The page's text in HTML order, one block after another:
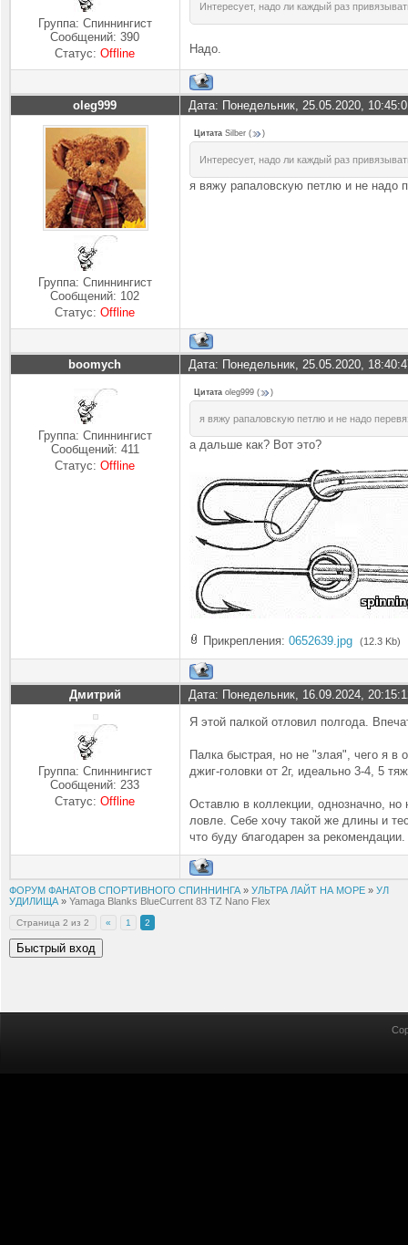
Группа: Спиннингист
Сообщений:390
Статус:Offline
Интересует, надо ли каждый раз
Надо.
oleg999 Дата: Понедельник, 25.05.2020,
Группа: Спиннингист
Сообщений: 102
Статус:Offline
Цитата Silber ( )
Интересует, надо ли каждый раз
я вяжу рапаловскую петлю и не надо
boomych Дата: Понедельник, 25.05.2020,
Группа: Спиннингист
Сообщений: 411
Статус:Offline
Цитата oleg999 ( )
я вяжу рапаловскую петлю и не надо
а дальше как? Вот это?
Прикрепления: 0652639.jpg (12.3 Kb)
Дмитрий Дата: Понедельник, 16.09.2024,
Группа: Спиннингист
Сообщений:233
Статус:Offline
Я этой палкой отловил полгода.
Палка быстрая, но не "злая", чего я
джиг-головки от 2г, идеально 3-4, 5
Оставлю в коллекции, однозначно, но
ловле. Себе хочу такой же длины и
что буду благодарен за рекомендации.
ФОРУМ ФАНАТОВ СПОРТИВНОГО СПИННИНГА » УЛЬТРА ЛАЙТ НА МОРЕ » УЛ
УДИЛИЩА » Yamaga Blanks BlueCurrent 83 TZ Nano Flex
Страница 2 из 2 « 1 2